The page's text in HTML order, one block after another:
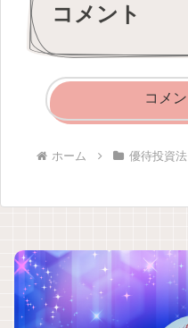
コメント
コメ
ホーム 優待投資法